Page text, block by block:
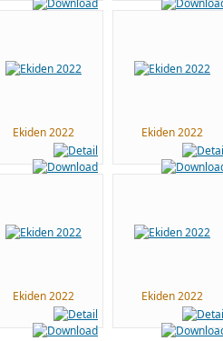
Ekiden 2022 Ekiden 2022
Ekiden 2022 Ekiden 2022